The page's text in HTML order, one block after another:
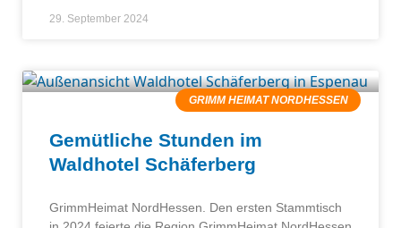
29. September 2024
GRIMM HEIMAT NORDHESSEN
Gemütliche Stunden im
Waldhotel Schäferberg
GrimmHeimat NordHessen. Den ersten Stammtisch